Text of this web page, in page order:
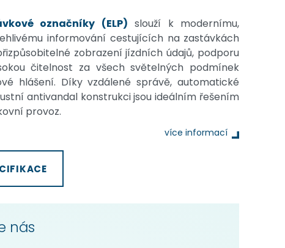
označníky (ELP) slouží k modernímu,
informování cestujících na zastávkách
zobrazení jízdních údajů, podporu
čitelnost za všech světelných podmínek
hlášení. Díky vzdálené správě, automatické
antivandal konstrukci jsou ideálním řešením
provoz.
více informací
nás